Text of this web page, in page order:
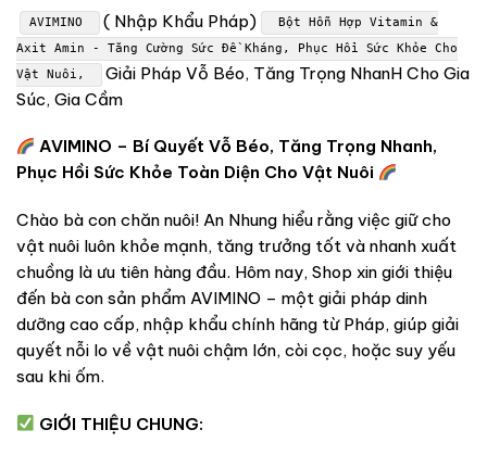
AVIMINO ( Nhập Khẩu Pháp)
Bột Hỗn Hợp Vitamin &
Axit Amin - Tăng Cường Sức Đề Kháng, Phục Hồi Sức Khỏe Cho
Vật Nuôi,
Giải Pháp Vỗ Béo, Tăng Trọng NhanH Cho Gia
Súc, Gia Cầm
AVIMINO – Bí Quyết Vỗ Béo, Tăng Trọng Nhanh,
Phục Hồi Sức Khỏe Toàn Diện Cho Vật Nuôi
Chào bà con chăn nuôi! An Nhung hiểu rằng việc giữ cho
vật nuôi luôn khỏe mạnh, tăng trưởng tốt và nhanh xuất
chuồng là ưu tiên hàng đầu. Hôm nay, Shop xin giới thiệu
đến bà con sản phẩm AVIMINO – một giải pháp dinh
dưỡng cao cấp, nhập khẩu chính hãng từ Pháp, giúp giải
quyết nỗi lo về vật nuôi chậm lớn, còi cọc, hoặc suy yếu
sau khi ốm.
GIỚI THIỆU CHUNG: